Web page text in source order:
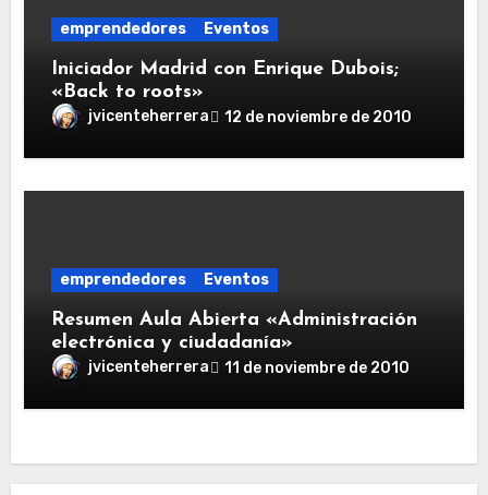
emprendedores Eventos
Iniciador Madrid con Enrique Dubois;
«Back to roots»
jvicenteherrera 12 de noviembre de 2010
emprendedores Eventos
Resumen Aula Abierta «Administración
electrónica y ciudadanía»
jvicenteherrera 11 de noviembre de 2010